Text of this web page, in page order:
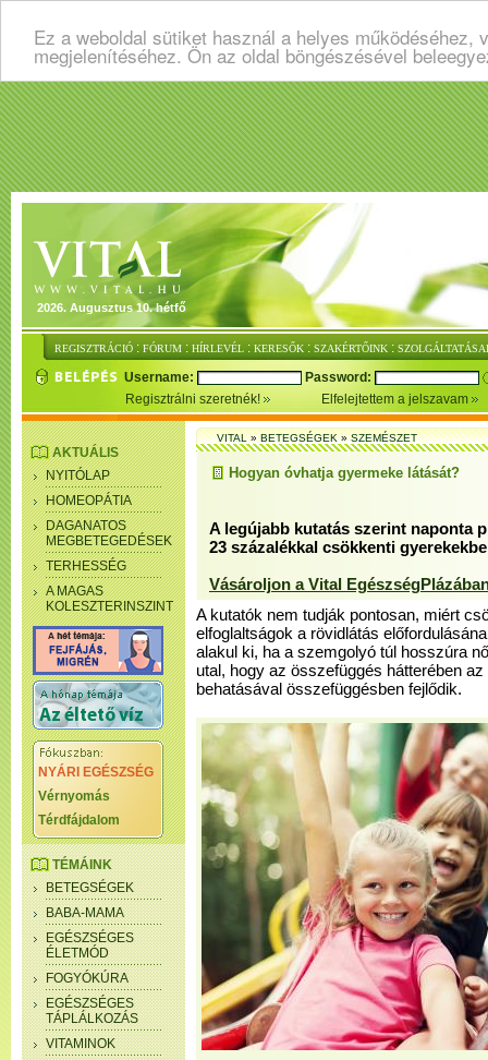
Ez a weboldal sütiket használ a helyes
megjelenítéséhez. Ön az oldal böngészésével
2026. Augusztus 10. hétfő
REGISZTRÁCIÓ : FÓRUM : HÍRLEVÉL : KERESŐK : SZAKÉRTŐINK :
Username:
Password:
Regisztrálni szeretnék!
Elfelejtettem a jelszavam
AKTUÁLIS
NYITÓLAP
HOMEOPÁTIA
DAGANATOS
MEGBETEGEDÉSEK
TERHESSÉG
A MAGAS
KOLESZTERINSZINT
NYÁRI EGÉSZSÉG
Vérnyomás
Térdfájdalom
TÉMÁINK
BETEGSÉGEK
BABA-MAMA
EGÉSZSÉGES
ÉLETMÓD
FOGYÓKÚRA
EGÉSZSÉGES
TÁPLÁLKOZÁS
VITAMINOK
VITAL»BETEGSÉGEK»SZEMÉSZET
Hogyan óvhatja gyermeke látását?
A legújabb kutatás szerint naponta
23 százalékkal csökkenti
Vásároljon a Vital
A kutatók nem tudják pontosan, miért
elfoglaltságok a rövidlátás
alakul ki, ha a szemgolyó túl hosszúra
utal, hogy az összefüggés hátterében
behatásával összefüggésben fejlődik.